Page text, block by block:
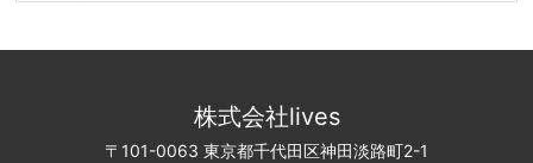
株式会社lives
〒101-0063 東京都千代田区神田淡路町2-1